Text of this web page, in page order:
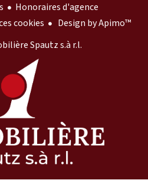
Honoraires d'agence
cookies
Design byApimo™
Spautz s.à r.l.